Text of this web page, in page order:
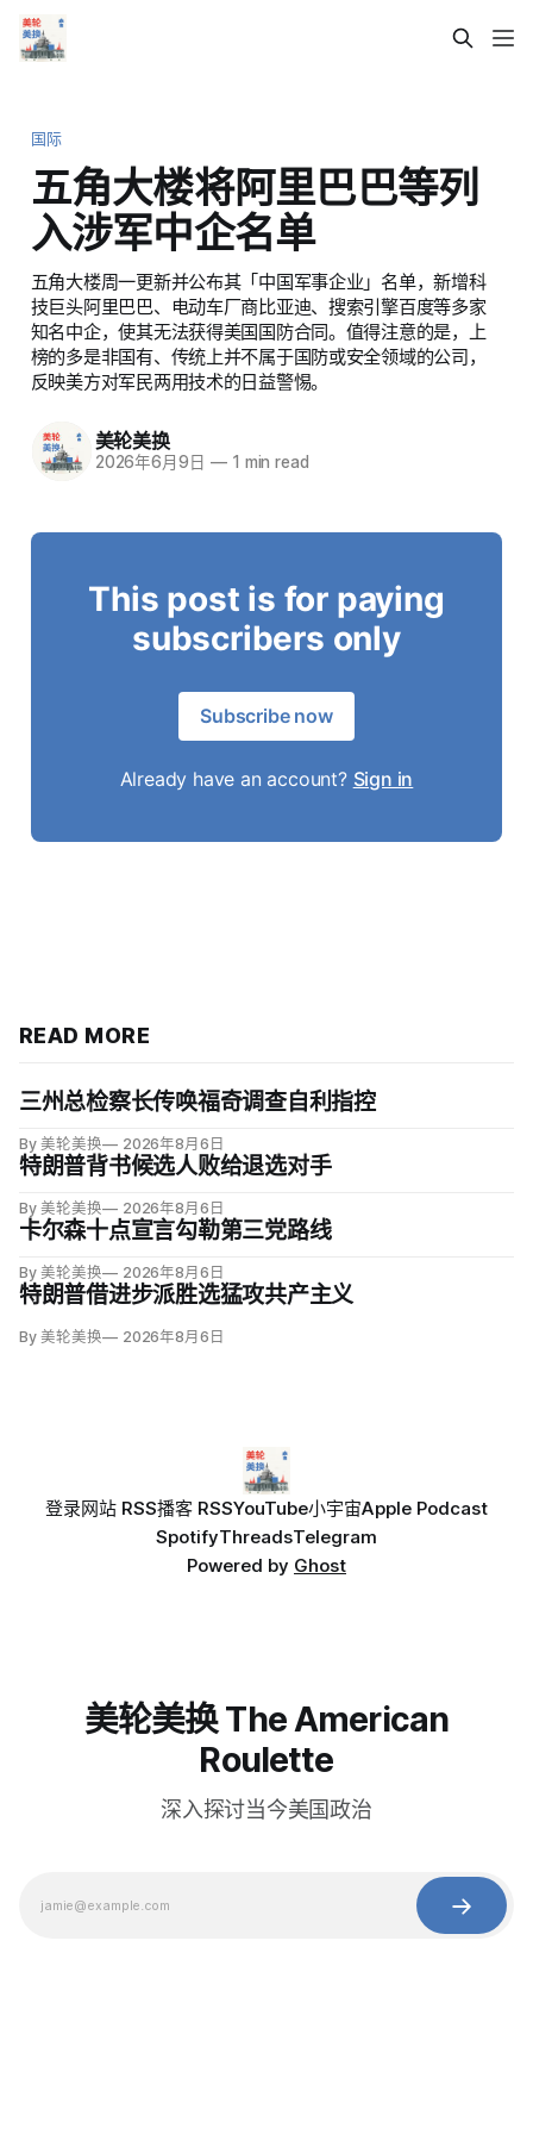
国际
五角大楼将阿里巴巴等列
入涉军中企名单
五角大楼周一更新并公布其「中国军事企业」名单，新增科
技巨头阿里巴巴、电动车厂商比亚迪、搜索引擎百度等多家
知名中企，使其无法获得美国国防合同。值得注意的是，上
榜的多是非国有、传统上并不属于国防或安全领域的公司，
反映美方对军民两用技术的日益警惕。
美轮美换
2026年6月9日 —1 min read
This post is for paying
subscribers only
Subscribe now
Already have an account? Sign in
READ MORE
三州总检察长传唤福奇调查自利指控
By 美轮美换 2026年8月6日
特朗普背书候选人败给退选对手
By 美轮美换 2026年8月6日
卡尔森十点宣言勾勒第三党路线
By 美轮美换 2026年8月6日
特朗普借进步派胜选猛攻共产主义
By 美轮美换 2026年8月6日
登录网站 RSS播客 RSSYouTube小宇宙Apple Podcast
SpotifyThreadsTelegram
Powered by Ghost
美轮美换 The American
Roulette
深入探讨当今美国政治